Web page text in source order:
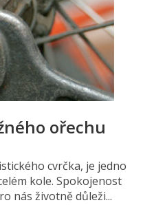
ořechu
cvrčka, je jedno
kole. Spokojenost
nás životně důleži...